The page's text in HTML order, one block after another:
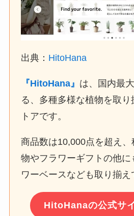
出典： HitoHana
『HitoHana』 は、国内最
る、多種多様な植物を取
トアです。
商品数は10,000点を超え
物やフラワーギフトの他に
ワーベースなども取り揃え
HitoHanaの公式サ